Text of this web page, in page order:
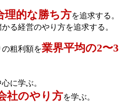
理的な勝ち方を追求する。
る経営のやり方を追求する。
粗利額を業界平均の2〜3
に学ぶ。
社のやり方を学ぶ。